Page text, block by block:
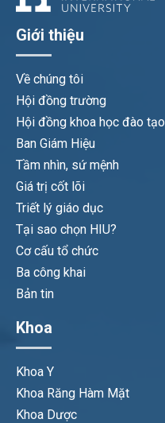
Giới thiệu
Về chúng tôi
Hội đồng trường
Hội đồng khoa học đào tạo
Ban Giám Hiệu
Tầm nhìn, sứ mệnh
Giá trị cốt lõi
Triết lý giáo dục
Tại sao chọn HIU?
Cơ cấu tổ chức
Ba công khai
Bản tin
Khoa
Khoa Y
Khoa Răng Hàm Mặt
Khoa Dược